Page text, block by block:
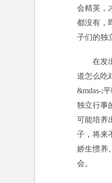
会精英，
都没有，
子们的独
在发
道怎么吃
&mdas-;
独立行事
可能培养
子，将来
娇生惯养
会。